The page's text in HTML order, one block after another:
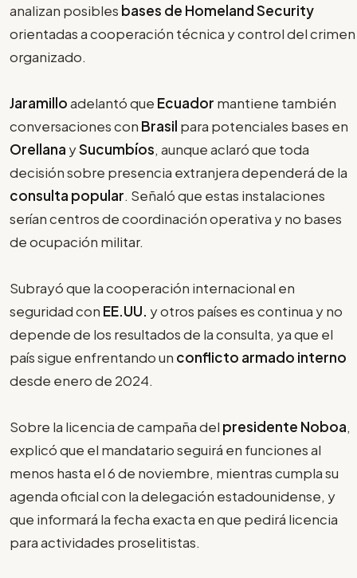
analizan posibles bases de Homeland Security
orientadas a cooperación técnica y control del crimen
organizado.
Jaramilloadelantó que Ecuador mantiene también
conversaciones con Brasil para potenciales bases en
Orellana ySucumbíos, aunque aclaró que toda
decisión sobre presencia extranjera dependerá de la
consulta popular. Señaló que estas instalaciones
serían centros de coordinación operativa y no bases
de ocupación militar.
Subrayó que la cooperación internacional en
seguridad con EE.UU. y otros países es continua y no
depende de los resultados de la consulta, ya que el
país sigue enfrentando un conflicto armado interno
desde enero de 2024.
Sobre la licencia de campaña del presidente Noboa,
explicó que el mandatario seguirá en funciones al
menos hasta el 6 de noviembre, mientras cumpla su
agenda oficial con la delegación estadounidense, y
que informará la fecha exacta en que pedirá licencia
para actividades proselitistas.